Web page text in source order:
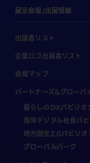
展示会場/出展情報
出展者リスト
企業ロゴ出展者リスト
会場マップ
パートナーズ&グローバ
暮らしのDXパビリオ
海洋デジタル社会パ
地方創生2.0パビリオ
グローバルパーク